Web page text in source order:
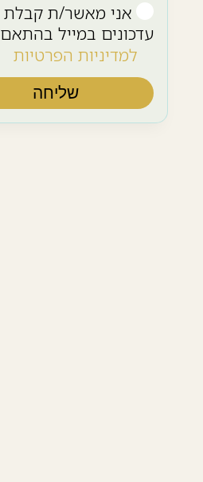
אני מאשר/ת קבלת
עדכונים במייל בהתאם
למדיניות הפרטיות
שליחה